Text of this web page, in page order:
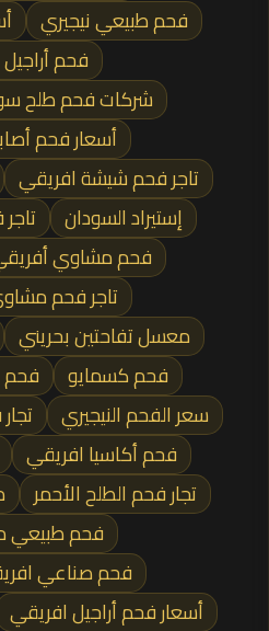
فحم طبيعي نيجيري
فحم
شركات فحم طلح
أسعار فحم
تاجر فحم شيشة افريقي
إستيراد السودان
فحم مشاوي
تاجر فحم
معسل تفاحتين بحريني
فحم كسمايو
فحم
سعر الفحم النيجيري
فحم أكاسيا افريقي
تجار فحم الطلح الأحمر
فحم طبيعي
فحم صناعي
أسعار فحم أراجيل افريقي